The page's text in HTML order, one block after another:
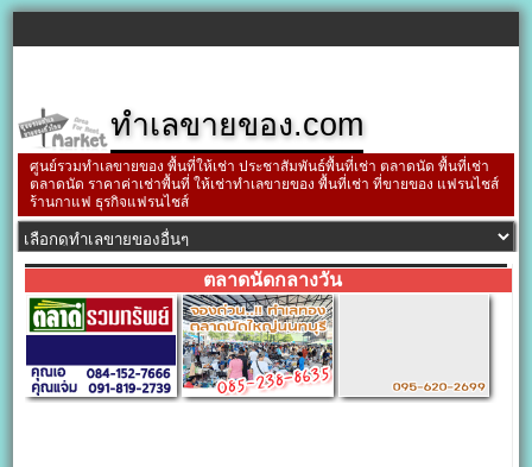
ทำเลขายของ.com
ศูนย์รวมทำเลขายของ พื้นที่ให้เช่า ประชาสัมพันธ์พื้นที่เช่า ตลาดนัด พื้นที่เช่า
ตลาดนัด ราคาค่าเช่าพื้นที่ ให้เช่าทำเลขายของ พื้นที่เช่า ที่ขายของ แฟรนไชส์
ร้านกาแฟ ธุรกิจแฟรนไชส์
ตลาดนัดกลางวัน